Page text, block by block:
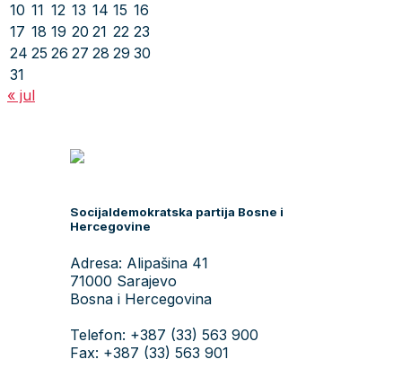
10 11 12 13 14 15 16
17 18 19 20 21 22 23
24 25 26 27 28 29 30
31
« jul
Socijaldemokratska partija Bosne i
Hercegovine
Adresa: Alipašina 41
71000 Sarajevo
Bosna i Hercegovina
Telefon: +387 (33) 563 900
Fax: +387 (33) 563 901